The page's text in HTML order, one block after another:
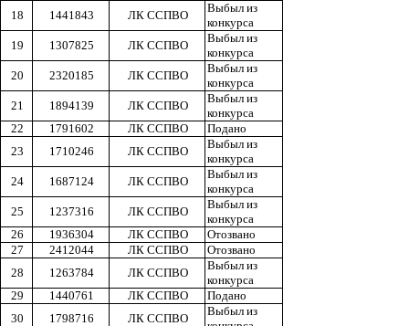
18
1441843 ЛК ССПВО
Выбыл из
конкурса
19
1307825 ЛК ССПВО
Выбыл из
конкурса
20
2320185 ЛК ССПВО
Выбыл из
конкурса
21
1894139 ЛК ССПВО
Выбыл из
конкурса
22
1791602 ЛК ССПВО
Подано
23
1710246 ЛК ССПВО
Выбыл из
конкурса
24
1687124 ЛК ССПВО
Выбыл из
конкурса
25
1237316 ЛК ССПВО
Выбыл из
конкурса
26
1936304 ЛК ССПВО
Отозвано
27
2412044 ЛК ССПВО
Отозвано
28
1263784 ЛК ССПВО
Выбыл из
конкурса
29
1440761 ЛК ССПВО
Подано
30
1798716 ЛК ССПВО
Выбыл из